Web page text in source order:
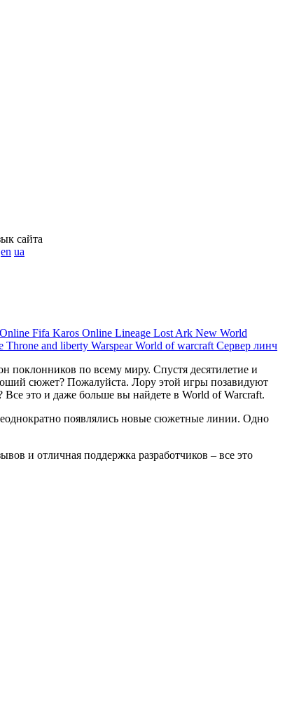
сайта
en ua
Fifa Karos Online Lineage Lost Ark New World
Throne and liberty WarspearWorld of warcraft Сервер линч
поклонников по всему миру. Спустя десятилетие и
сюжет? Пожалуйста. Лору этой игры позавидуют
это и даже больше вы найдете в World of Warcraft.
появлялись новые сюжетные линии. Одно
и отличная поддержка разработчиков – все это